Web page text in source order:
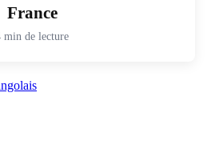
France
min de lecture